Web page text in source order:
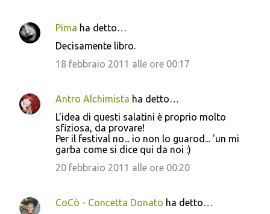
Pima ha detto…
Decisamente libro.
18 febbraio 2011 alle ore 00:17
Antro Alchimista ha detto…
L'idea di questi salatini è proprio molto
sfiziosa, da provare!
Per il festival no... io non lo guarod... 'un mi
garba come si dice qui da noi :)
20 febbraio 2011 alle ore 00:20
CoCò - Concetta Donato ha detto…